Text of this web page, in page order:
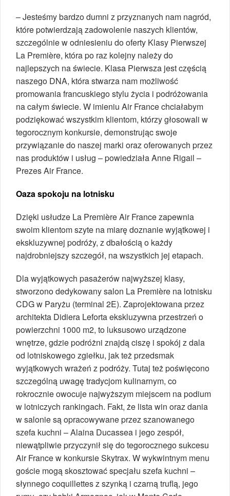
– Jesteśmy bardzo dumni z przyznanych nam nagród,
które potwierdzają zadowolenie naszych klientów,
szczególnie w odniesieniu do oferty Klasy Pierwszej
La Première, która po raz kolejny należy do
najlepszych na świecie. Klasa Pierwsza jest częścią
naszego DNA, która stwarza nam możliwość
promowania francuskiego stylu życia i podróżowania
na całym świecie. W imieniu Air France chciałabym
podziękować wszystkim klientom, którzy głosowali w
tegorocznym konkursie, demonstrując swoje
przywiązanie do naszej marki oraz oferowanych przez
nas produktów i usług – powiedziała Anne Rigail –
Prezes Air France.
Oaza spokoju na lotnisku
Dzięki usłudze La Première Air France zapewnia
swoim klientom szyte na miarę doznanie wyjątkowej i
ekskluzywnej podróży, z dbałością o każdy
najdrobniejszy szczegół, na wszystkich jej etapach.
Dla wyjątkowych pasażerów najwyższej klasy,
stworzono dedykowany salon La Première na lotnisku
CDG w Paryżu (terminal 2E). Zaprojektowana przez
architekta Didiera Leforta ekskluzywna przestrzeń o
powierzchni 1000 m2, to luksusowo urządzone
wnętrze, gdzie podróżni znajdą ciszę i spokój z dala
od lotniskowego zgiełku, jak też przedsmak
wyjątkowych wrażeń z podróży. Tutaj też poświęcono
szczególną uwagę tradycjom kulinarnym, co
rokrocznie owocuje najwyższym miejscem na podium
w lotniczych rankingach. Fakt, że lista win oraz dania
w salonie są opracowywane przez szanowanego
szefa kuchni – Alaina Ducassea i jego zespół,
niewątpliwie przyczynił się do tegorocznego sukcesu
Air France w konkursie Skytrax. W wykwintnym menu
goście mogą skosztować specjału szefa kuchni –
słynnego coquillettes z szynką i czarną truflą, jego